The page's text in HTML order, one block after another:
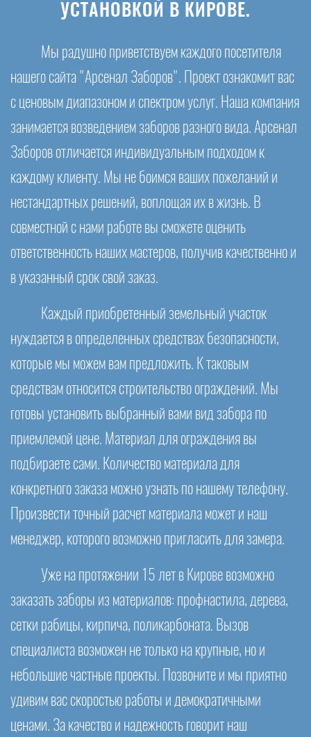
УСТАНОВКОЙ В КИРОВЕ.
Мы радушно приветствуем каждого посетителя
нашего сайта "Арсенал Заборов". Проект ознакомит вас
с ценовым диапазоном и спектром услуг. Наша компания
занимается возведением заборов разного вида. Арсенал
Заборов отличается индивидуальным подходом к
каждому клиенту. Мы не боимся ваших пожеланий и
нестандартных решений, воплощая их в жизнь. В
совместной с нами работе вы сможете оценить
ответственность наших мастеров, получив качественно и
в указанный срок свой заказ.
Каждый приобретенный земельный участок
нуждается в определенных средствах безопасности,
которые мы можем вам предложить. К таковым
средствам относится строительство ограждений. Мы
готовы установить выбранный вами вид забора по
приемлемой цене. Материал для ограждения вы
подбираете сами. Количество материала для
конкретного заказа можно узнать по нашему телефону.
Произвести точный расчет материала может и наш
менеджер, которого возможно пригласить для замера.
Уже на протяжении 15 лет в Кирове возможно
заказать заборы из материалов: профнастила, дерева,
сетки рабицы, кирпича, поликарбоната. Вызов
специалиста возможен не только на крупные, но и
небольшие частные проекты. Позвоните и мы приятно
удивим вас скоростью работы и демократичными
ценами. За качество и надежность говорит наш